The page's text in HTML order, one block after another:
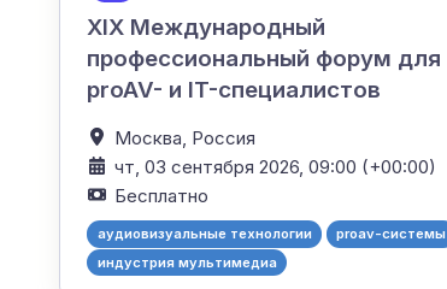
XIX Международный
профессиональный форум для
proAV- и IT-специалистов
Москва, Россия
чт, 03 сентября 2026, 09:00 (+00:00)
Бесплатно
аудиовизуальные технологии
proav-системы
индустрия мультимедиа